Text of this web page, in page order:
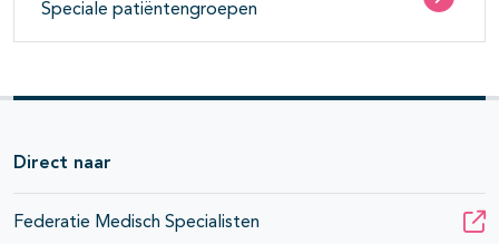
Speciale patiëntengroepen
Direct naar
Federatie Medisch Specialisten